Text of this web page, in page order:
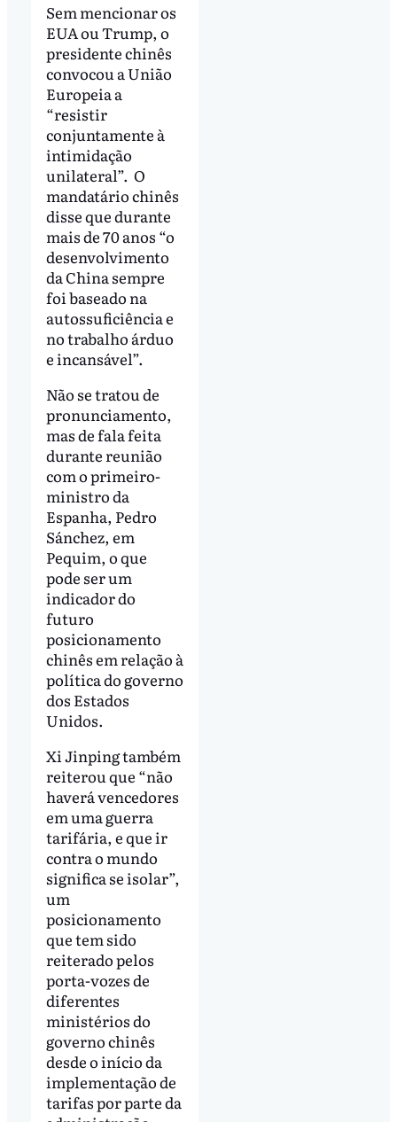
Sem mencionar os
EUA ou Trump, o
presidente chinês
convocou a União
Europeia a
“resistir
conjuntamente à
intimidação
unilateral”. O
mandatário chinês
disse que durante
mais de 70 anos “o
desenvolvimento
da China sempre
foi baseado na
autossuficiência e
no trabalho árduo
e incansável”.
Não se tratou de
pronunciamento,
mas de fala feita
durante reunião
com o primeiro-
ministro da
Espanha, Pedro
Sánchez, em
Pequim, o que
pode ser um
indicador do
futuro
posicionamento
chinês em relação à
política do governo
dos Estados
Unidos.
Xi Jinping também
reiterou que “não
haverá vencedores
em uma guerra
tarifária, e que ir
contra o mundo
significa se isolar”,
um
posicionamento
que tem sido
reiterado pelos
porta-vozes de
diferentes
ministérios do
governo chinês
desde o início da
implementação de
tarifas por parte da